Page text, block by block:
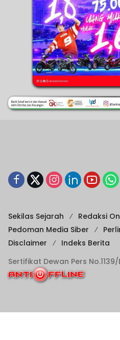
Sekilas Sejarah
Redaksi
Pedoman Media Siber
Disclaimer
Indeks Berita
Sertifikat Dewan Pers